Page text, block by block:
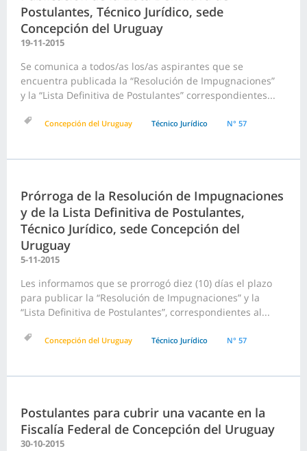
Postulantes, Técnico Jurídico, sede
Concepción del Uruguay
19-11-2015
Se comunica a todos/as los/as aspirantes que se
encuentra publicada la “Resolución de Impugnaciones”
y la “Lista Definitiva de Postulantes” correspondientes...
Concepción del Uruguay Técnico Jurídico N° 57
Prórroga de la Resolución de Impugnaciones
y de la Lista Definitiva de Postulantes,
Técnico Jurídico, sede Concepción del
Uruguay
5-11-2015
Les informamos que se prorrogó diez (10) días el plazo
para publicar la “Resolución de Impugnaciones” y la
“Lista Definitiva de Postulantes”, correspondientes al...
Concepción del Uruguay Técnico Jurídico N° 57
Postulantes para cubrir una vacante en la
Fiscalía Federal de Concepción del Uruguay
30-10-2015